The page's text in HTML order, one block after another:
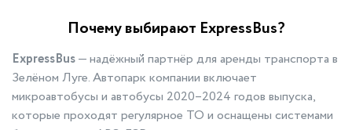
Почему выбирают ExpressBus?
ExpressBus— надёжный партнёр для аренды транспорта в
Зелёном Луге. Автопарк компании включает
микроавтобусы и автобусы 2020–2024 годов выпуска,
которые проходят регулярное ТО и оснащены системами